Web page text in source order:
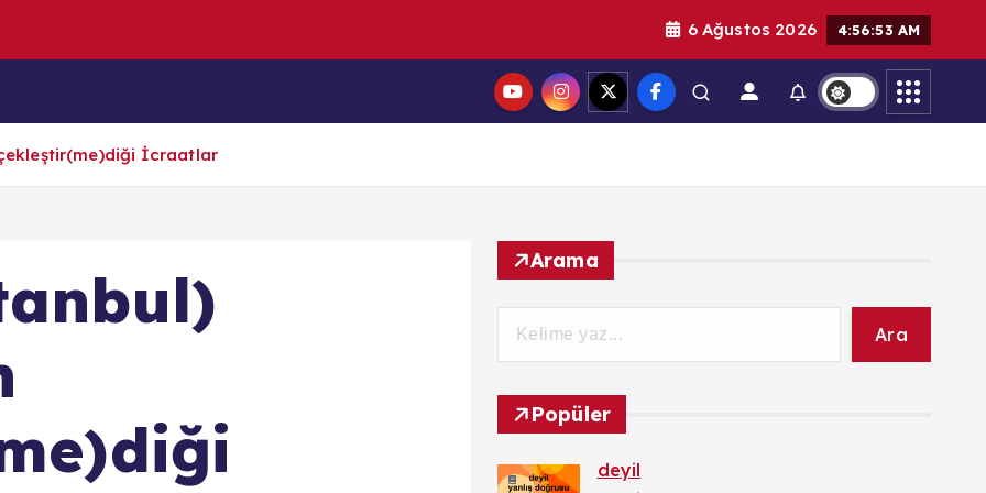
6 Ağustos 2026 4:56:54 AM
İcraatlar
Arama
Ara
Popüler
deyil